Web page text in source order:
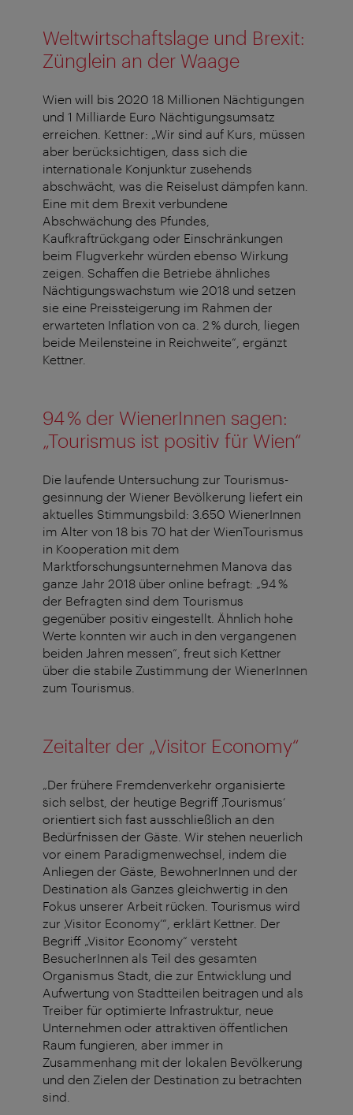
Weltwirtschaftslage und Brexit:
Zünglein an der Waage
Wien will bis 2020 18 Millionen Nächtigungen
und 1 Milliarde Euro Nächtigungsumsatz
erreichen. Kettner: „Wir sind auf Kurs, müssen
aber berücksichtigen, dass sich die
internationale Konjunktur zusehends
abschwächt, was die Reiselust dämpfen kann.
Eine mit dem Brexit verbundene
Abschwächung des Pfundes,
Kaufkraftrückgang oder Einschränkungen
beim Flugverkehr würden ebenso Wirkung
zeigen. Schaffen die Betriebe ähnliches
Nächtigungswachstum wie 2018 und setzen
sie eine Preissteigerung im Rahmen der
erwarteten Inflation von ca. 2 % durch, liegen
beide Meilensteine in Reichweite“, ergänzt
Kettner.
94 % der WienerInnen sagen:
„Tourismus ist positiv für Wien“
Die laufende Untersuchung zur Tourismus­
gesinnung der Wiener Bevölkerung liefert ein
aktuelles Stimmungsbild: 3.650 WienerInnen
im Alter von 18 bis 70 hat der WienTourismus
in Kooperation mit dem
Marktforschungsunternehmen Manova das
ganze Jahr 2018 über online befragt: „94 %
der Befragten sind dem Tourismus
gegenüber positiv eingestellt. Ähnlich hohe
Werte konnten wir auch in den vergangenen
beiden Jahren messen“, freut sich Kettner
über die stabile Zustimmung der WienerInnen
zum Tourismus.
Zeitalter der „Visitor Economy“
„Der frühere Fremdenverkehr organisierte
sich selbst, der heutige Begriff ‚Tourismus‘
orientiert sich fast ausschließlich an den
Bedürfnissen der Gäste. Wir stehen neuerlich
vor einem Paradigmenwechsel, indem die
Anliegen der Gäste, BewohnerInnen und der
Destination als Ganzes gleichwertig in den
Fokus unserer Arbeit rücken. Tourismus wird
zur ‚Visitor Economy‘“, erklärt Kettner. Der
Begriff „Visitor Economy“ versteht
BesucherInnen als Teil des gesamten
Organismus Stadt, die zur Entwicklung und
Aufwertung von Stadtteilen beitragen und als
Treiber für optimierte Infrastruktur, neue
Unternehmen oder attraktiven öffentlichen
Raum fungieren, aber immer in
Zusammenhang mit der lokalen Bevölkerung
und den Zielen der Destination zu betrachten
sind.